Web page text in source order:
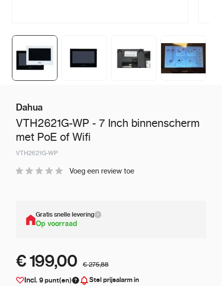
Dahua
VTH2621G-WP - 7 Inch binnenscherm
met PoE of Wifi
VTH2621G-WP
Voeg een review toe
Gratis snelle levering
Op voorraad
€ 199,00 € 275,88
Incl. 9punt(en) Stel prijsalarm in